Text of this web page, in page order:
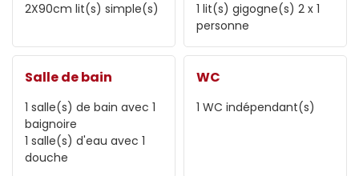
2X90cm lit(s) simple(s) 1 lit(s) gigogne(s) 2 x 1
personne
Salle de bain
1 salle(s) de bain avec 1
baignoire
1 salle(s) d'eau avec 1
douche
WC
1 WC indépendant(s)